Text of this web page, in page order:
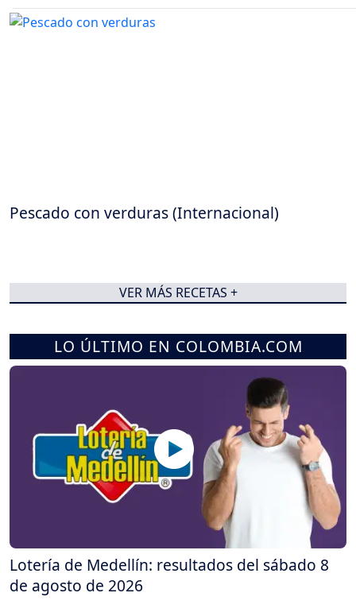
Pescado con verduras (Internacional)
VER MÁS RECETAS +
LO ÚLTIMO EN COLOMBIA.COM
Lotería de Medellín: resultados del sábado 8
de agosto de 2026